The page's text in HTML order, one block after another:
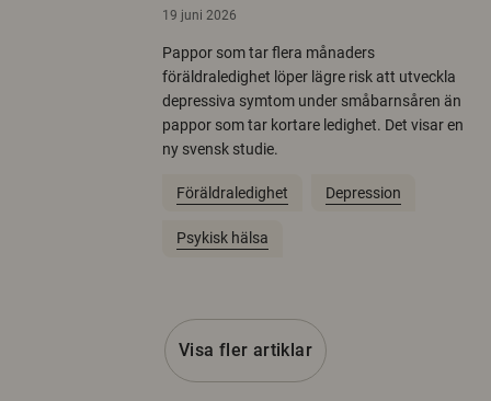
19 juni 2026
Pappor som tar flera månaders
föräldraledighet löper lägre risk att utveckla
depressiva symtom under småbarnsåren än
pappor som tar kortare ledighet. Det visar en
ny svensk studie.
Föräldraledighet Depression
Psykisk hälsa
Visa fler artiklar